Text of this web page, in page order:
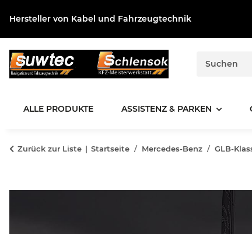
Hersteller von Kabel und Fahrzeugtechnik
ALLE PRODUKTE ASSISTENZ & PARKEN
Zurück zur Liste Startseite Mercedes-Benz GLB-